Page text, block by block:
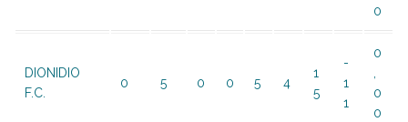
0
DIONIDIO
F.C.
0 5 0 0 5 4
1
5
-
1
1
0
,
0
0